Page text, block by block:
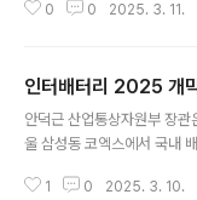
통합 수요 조사를 실시했습
기 내에 30개 이상의 수요
을 보면 AI와 로봇 공학을 활
율 실험실을 올해 도입합니
0 0 2025. 3. 11.
인터배터리 2025 개
안덕근 산업통상자원부 장
울 삼성동 코엑스에서 국내
개국 정부·연구소·기업 688
1 0 2025. 3. 10.